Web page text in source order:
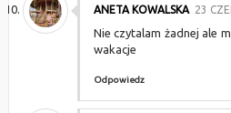
ANETA KOWALSKA 23
Nie czytalam żadnej ale
wakacje
Odpowiedz